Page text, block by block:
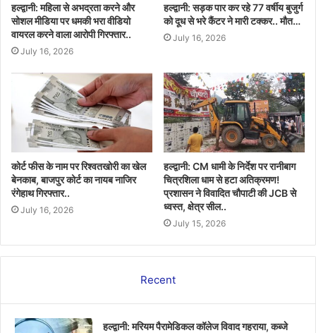
हल्द्वानी: महिला से अभद्रता करने और
सोशल मीडिया पर धमकी भरा वीडियो
वायरल करने वाला आरोपी गिरफ्तार..
July 16, 2026
हल्द्वानी: सड़क पार कर रहे 77 वर्षीय बुजुर्ग
को दूध से भरे कैंटर ने मारी टक्कर.. मौत…
July 16, 2026
कोर्ट फीस के नाम पर रिश्वतखोरी का खेल
बेनकाब, बाजपुर कोर्ट का नायब नाजिर
रंगेहाथ गिरफ्तार..
July 16, 2026
हल्द्वानी: CM धामी के निर्देश पर रानीबाग
चित्रशिला धाम से हटा अतिक्रमण!
प्रशासन ने विवादित चौपाटी की JCB से
ध्वस्त, क्षेत्र सील..
July 15, 2026
Recent
हल्द्वानी: मरियम पैरामेडिकल कॉलेज विवाद गहराया, कब्जे